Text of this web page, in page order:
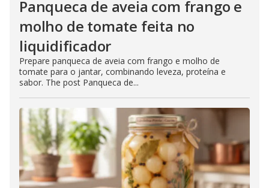
Panqueca de aveia com frango e
molho de tomate feita no
liquidificador
Prepare panqueca de aveia com frango e molho de
tomate para o jantar, combinando leveza, proteína e
sabor. The post Panqueca de...